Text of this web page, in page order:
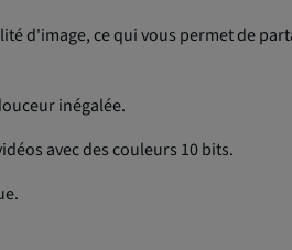
d'image, ce qui vous permet de
inégalée.
avec des couleurs 10 bits.